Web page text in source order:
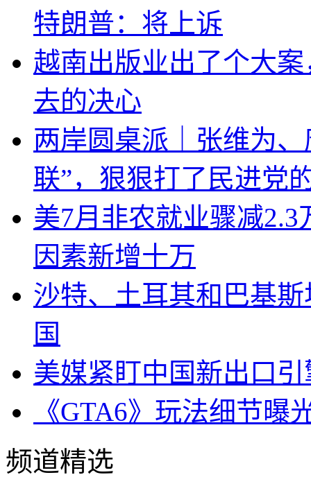
特朗普：将上诉
越南出版业出了个大
去的决心
两岸圆桌派｜张维为
联”，狠狠打了民进党
美7月非农就业骤减
因素新增十万
沙特、土耳其和巴基
国
美媒紧盯中国新出口
《GTA6》玩法细节
频道精选